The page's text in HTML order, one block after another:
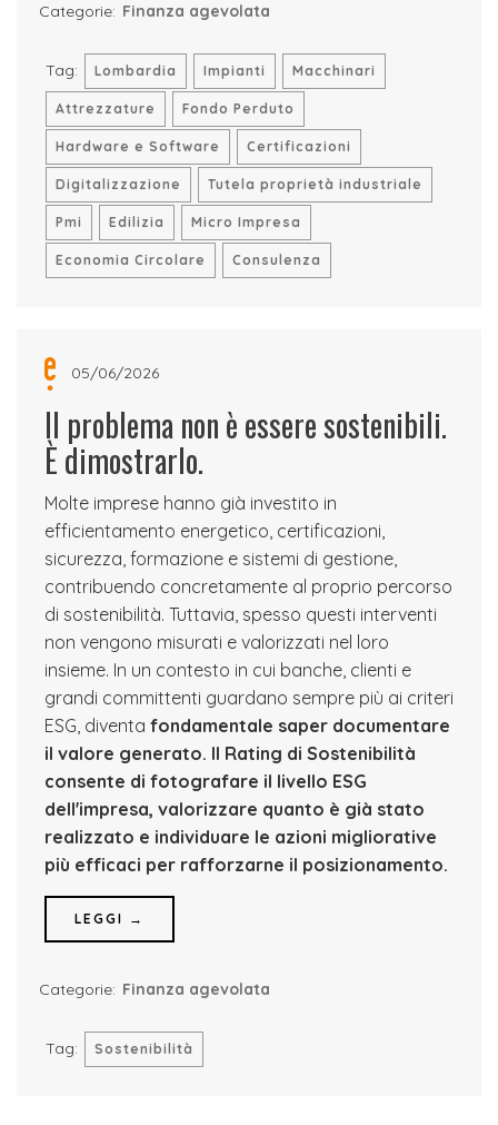
Categorie: Finanza agevolata
Tag: Lombardia Impianti Macchinari
Attrezzature Fondo Perduto
Hardware e Software Certificazioni
Digitalizzazione Tutela proprietà industriale
Pmi Edilizia Micro Impresa
Economia Circolare Consulenza
05/06/2026
Il problema non è essere sostenibili.
È dimostrarlo.
Molte imprese hanno già investito in
efficientamento energetico, certificazioni,
sicurezza, formazione e sistemi di gestione,
contribuendo concretamente al proprio percorso
di sostenibilità. Tuttavia, spesso questi interventi
non vengono misurati e valorizzati nel loro
insieme. In un contesto in cui banche, clienti e
grandi committenti guardano sempre più ai criteri
ESG, diventa fondamentale saper documentare
il valore generato. Il Rating di Sostenibilità
consente di fotografare il livello ESG
dell'impresa, valorizzare quanto è già stato
realizzato e individuare le azioni migliorative
più efficaci per rafforzarne il posizionamento.
LEGGI →
Categorie: Finanza agevolata
Tag: Sostenibilità